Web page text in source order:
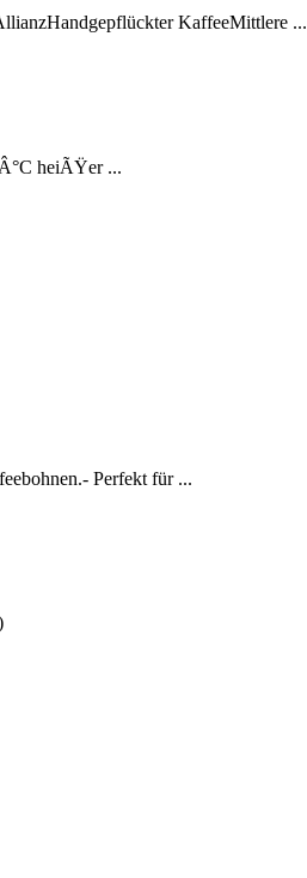
KaffeeMittlere ...
heiÃŸer ...
Perfekt für ...